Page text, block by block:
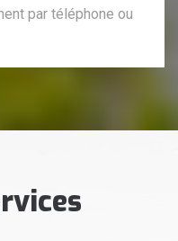
par téléphone ou